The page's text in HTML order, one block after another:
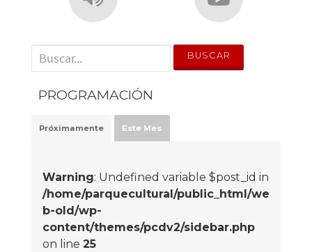
' . __('Search for:') . '
PROGRAMACIÓN
Próximamente Este Mes
Warning: Undefined variable $post_id in
/home/parquecultural/public_html/we
b-old/wp-
content/themes/pcdv2/sidebar.php
on line 25